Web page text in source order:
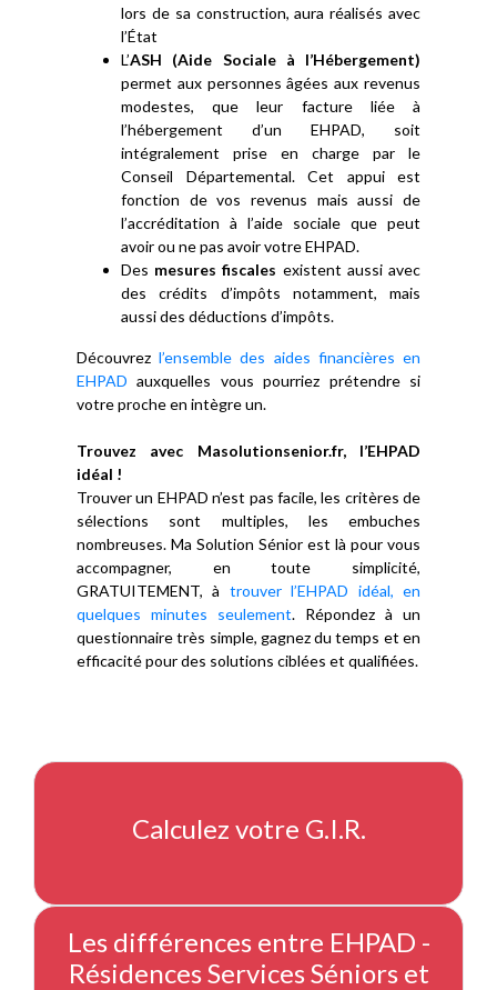
lors de sa construction, aura réalisés avec
l’État
L’ASH (Aide Sociale à l’Hébergement)
permet aux personnes âgées aux revenus
modestes, que leur facture liée à
l’hébergement d’un EHPAD, soit
intégralement prise en charge par le
Conseil Départemental. Cet appui est
fonction de vos revenus mais aussi de
l’accréditation à l’aide sociale que peut
avoir ou ne pas avoir votre EHPAD.
Des mesures fiscales existent aussi avec
des crédits d’impôts notamment, mais
aussi des déductions d’impôts.
Découvrezl’ensemble des aides financières en
EHPADauxquelles vous pourriez prétendre si
votre proche en intègre un.
Trouvez avec Masolutionsenior.fr, l’EHPAD
idéal !
Trouver un EHPAD n’est pas facile, les critères de
sélections sont multiples, les embuches
nombreuses. Ma Solution Sénior est là pour vous
accompagner, en toute simplicité,
GRATUITEMENT, à trouver l’EHPAD idéal, en
quelques minutes seulement. Répondez à un
questionnaire très simple, gagnez du temps et en
efficacité pour des solutions ciblées et qualifiées.
Calculez votre G.I.R.
Les différences entre EHPAD -
Résidences Services Séniors et